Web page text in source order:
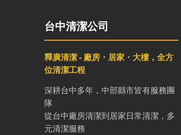
台中清潔公司
釋廣清潔 - 廠房・居家・大樓，全方
位清潔工程
深耕台中多年，中部縣市皆有服務團
隊
從台中廠房清潔到居家日常清潔，多
元清潔服務